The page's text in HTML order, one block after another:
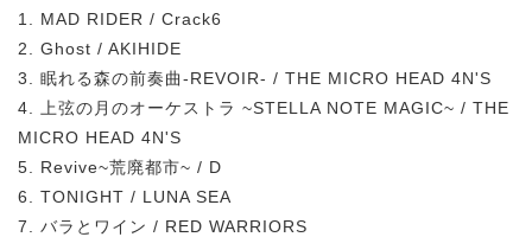
1. MAD RIDER / Crack6
2. Ghost / AKIHIDE
3. 眠れる森の前奏曲-REVOIR- / THE MICRO HEAD 4N'S
4. 上弦の月のオーケストラ ~STELLA NOTE MAGIC~ / THE
MICRO HEAD 4N'S
5. Revive~荒廃都市~ / D
6. TONIGHT / LUNA SEA
7. バラとワイン / RED WARRIORS